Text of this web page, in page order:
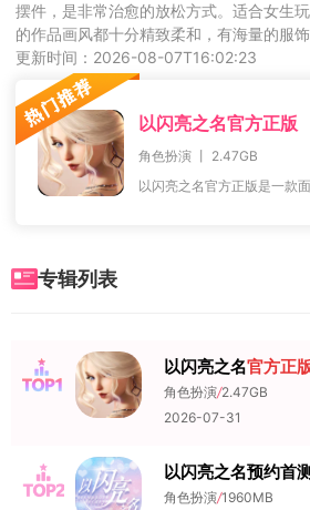
摆件，是非常治愈的放松方式。适合女生
的作品画风都十分精致柔和，有海量的服
配，没有强制的任务和对战，玩起来轻松
绝佳选择。
更新时间：2026-08-07T16:02:23
以闪亮之名官方正版
角色扮演 丨 2.47GB
专辑列表
NO.1 以闪亮之名官方正
角色扮演/2.47GB
2026-07-31
NO.2 以闪亮之名预约首
角色扮演/1960MB